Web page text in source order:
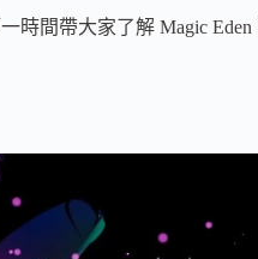
時間帶大家了解 Magic